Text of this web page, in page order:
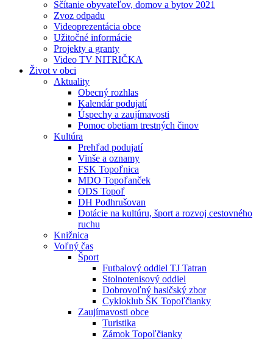
Sčítanie obyvateľov, domov a bytov 2021
Zvoz odpadu
Videoprezentácia obce
Užitočné informácie
Projekty a granty
Video TV NITRIČKA
Život v obci
Aktuality
Obecný rozhlas
Kalendár podujatí
Úspechy a zaujímavosti
Pomoc obetiam trestných činov
Kultúra
Prehľad podujatí
Vinše a oznamy
FSK Topoľnica
MDO Topoľanček
ODS Topoľ
DH Podhrušovan
Dotácie na kultúru, šport a rozvoj cestovného
ruchu
Knižnica
Voľný čas
Šport
Futbalový oddiel TJ Tatran
Stolnotenisový oddiel
Dobrovoľný hasičský zbor
Cykloklub ŠK Topoľčianky
Zaujímavosti obce
Turistika
Zámok Topoľčianky